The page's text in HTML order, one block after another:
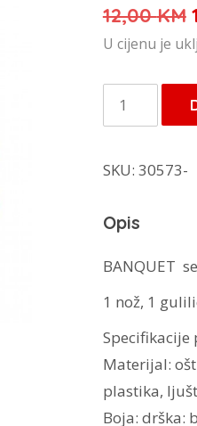
12,00KM
U cijenu je
Banquet
set
25LI008323
SKU: 30573-
Opis
BANQUET
1 nož, 1
Specifikacije
Materijal:
plastika,
Boja: drška: